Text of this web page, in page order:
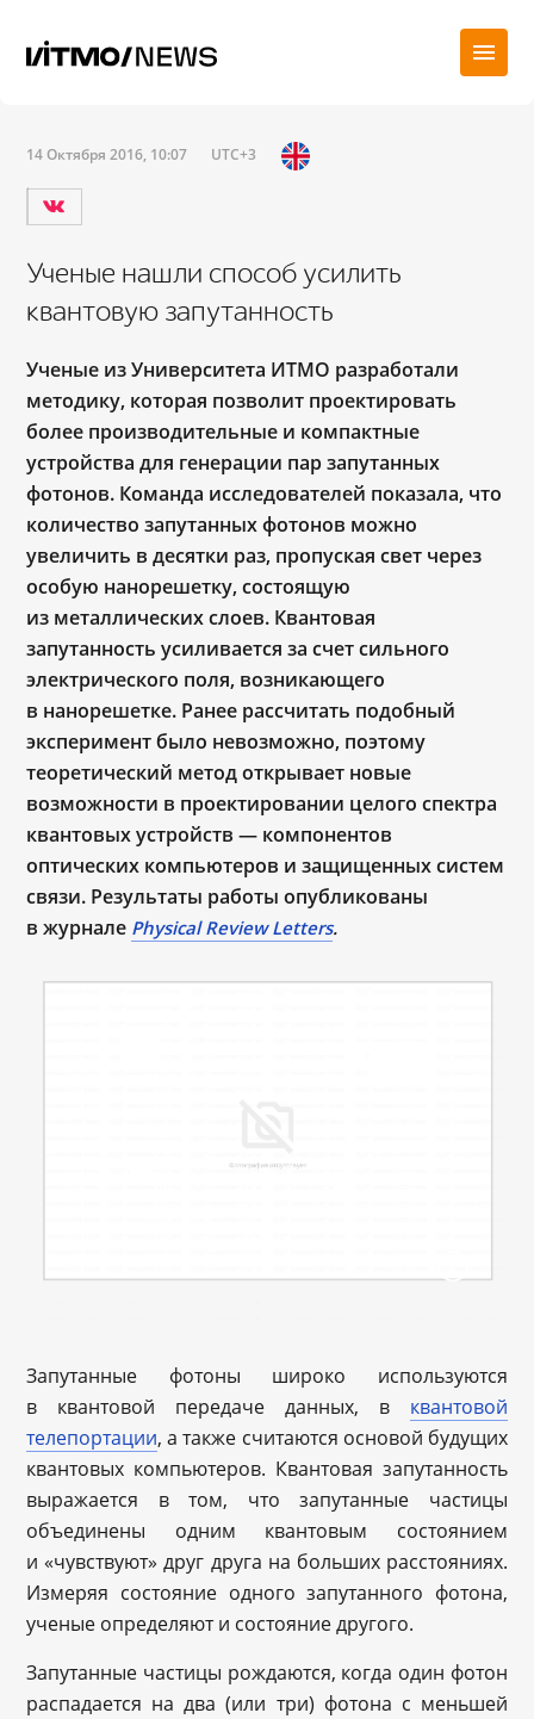
14 Октября 2016, 10:07 UTC+3
Ученые нашли способ усилить
квантовую запутанность
Ученые из Университета ИТМО разработали
методику, которая позволит проектировать
более производительные и компактные
устройства для генерации пар запутанных
фотонов. Команда исследователей показала, что
количество запутанных фотонов можно
увеличить в десятки раз, пропуская свет через
особую нанорешетку, состоящую
из металлических слоев. Квантовая
запутанность усиливается за счет сильного
электрического поля, возникающего
в нанорешетке. Ранее рассчитать подобный
эксперимент было невозможно, поэтому
теоретический метод открывает новые
возможности в проектировании целого спектра
квантовых устройств — компонентов
оптических компьютеров и защищенных систем
связи. Результаты работы опубликованы
в журнале PhysicalReviewLetters.
Запутанные фотоны широко используются
в квантовой передаче данных, в квантовой
телепортации, а также считаются основой будущих
квантовых компьютеров. Квантовая запутанность
выражается в том, что запутанные частицы
объединены одним квантовым состоянием
и «чувствуют» друг друга на больших расстояниях.
Измеряя состояние одного запутанного фотона,
ученые определяют и состояние другого.
Запутанные частицы рождаются, когда один фотон
распадается на два (или три) фотона с меньшей